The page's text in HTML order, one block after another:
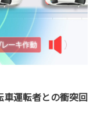
運転者との衝突回